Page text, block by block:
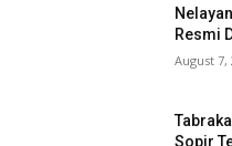
Resmi
August 7,
Sopir